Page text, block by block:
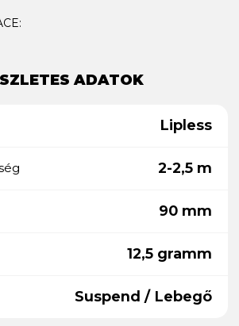
ADATOK
Lipless
2-2,5 m
90 mm
12,5 gramm
Suspend / Lebegő